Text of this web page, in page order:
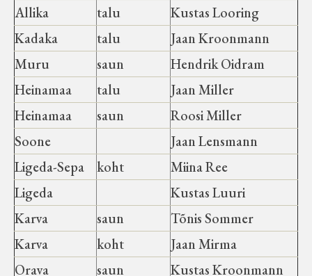
Allika
talu
Kustas Looring
Kadaka
talu
Jaan Kroonmann
Muru
saun
Hendrik Oidram
Heinamaa
talu
Jaan Miller
Heinamaa
saun
Roosi Miller
Soone
Jaan Lensmann
Ligeda-Sepa
koht
Miina Ree
Ligeda
Kustas Luuri
Karva
saun
Tõnis Sommer
Karva
koht
Jaan Mirma
Orava
saun Kustas Kroonmann